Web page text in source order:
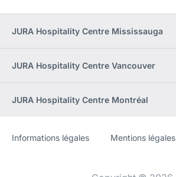
JURA Hospitality Centre Mississauga
JURA Hospitality Centre Vancouver
JURA Hospitality Centre Montréal
Site
[Website
Informations légales Mentions légales